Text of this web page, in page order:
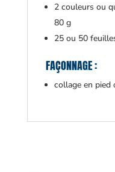
2 couleurs ou
80 g
25 ou 50
FAÇONNAGE :
collage en pied